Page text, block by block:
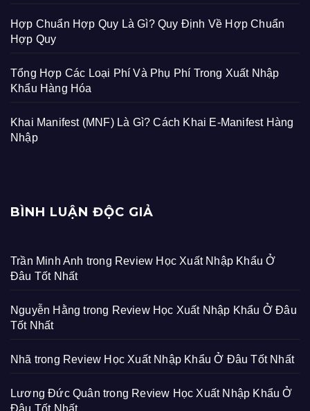
Hợp Chuẩn Hợp Quy Là Gì? Quy Định Về Hợp Chuẩn
Hợp Quy
Tổng Hợp Các Loại Phí Và Phụ Phí Trong Xuất Nhập
Khẩu Hàng Hóa
Khai Manifest (MNF) Là Gì? Cách Khai E-Manifest Hàng
Nhập
BÌNH LUẬN ĐỘC GIẢ
Trần Minh Anh trong Review Học Xuất Nhập Khẩu Ở
Đâu Tốt Nhất
Nguyễn Hằng trong Review Học Xuất Nhập Khẩu Ở Đâu
Tốt Nhất
Nhã trong Review Học Xuất Nhập Khẩu Ở Đâu Tốt Nhất
Lương Đức Quân trong Review Học Xuất Nhập Khẩu Ở
Đâu Tốt Nhất